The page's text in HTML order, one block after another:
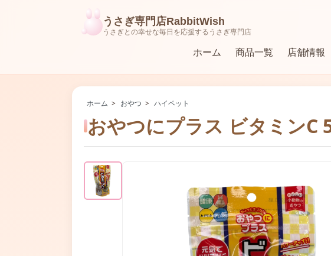
うさぎ専門店RabbitWish
うさぎとの幸せな毎日を応援するうさぎ専門店
ホーム 商品一覧
食器・牧草入れ・給水器
おもちゃ ハウス・マット
店舗情報
ホーム > おやつ > ハイペット
おやつにプラス ビタミンC